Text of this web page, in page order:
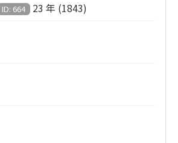
ID: 664
23 年 (1843)